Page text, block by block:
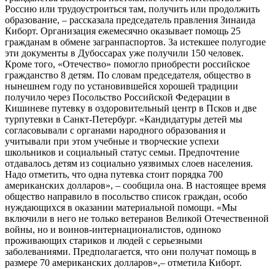
Россию или трудоустроиться там, получить или продолжить
образование, – рассказала председатель правления Зинаида
Киборт. Организация ежемесячно оказывает помощь 25
гражданам в обмене загранпаспортов. За истекшее полугодие
эти документы в Дубоссарах уже получили 150 человек.
Кроме того, «Отечество» помогло приобрести российское
гражданство 8 детям. По словам председателя, общество в
нынешнем году по установившейся хорошей традиции
получило через Посольство Российской Федерации в
Кишиневе путевку в оздоровительный центр в Псков и две
турпутевки в Санкт-Петербург. «Кандидатуры детей мы
согласовывали с органами народного образования и
учитывали при этом учебные и творческие успехи
школьников и социальный статус семьи. Предпочтение
отдавалось детям из социально уязвимых слоев населения.
Надо отметить, что одна путевка стоит порядка 700
американских долларов», – сообщила она. В настоящее время
общество направило в посольство список граждан, особо
нуждающихся в оказании материальной помощи. «Мы
включили в него не только ветеранов Великой Отечественной
войны, но и воинов-интернационалистов, одиноко
проживающих стариков и людей с серьезными
заболеваниями. Предполагается, что они получат помощь в
размере 70 американских долларов»,– отметила Киборт.